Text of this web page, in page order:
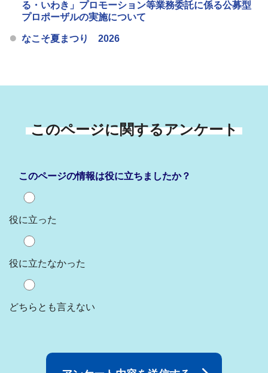
る・いわき」プロモーション等業務委託に係る公募型
プロポーザルの実施について
なこそ夏まつり 2026
このページに関するアンケート
このページの情報は役に立ちましたか？
役に立った
役に立たなかった
どちらとも言えない